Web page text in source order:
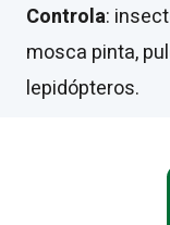
Controla:
mosca pinta,
lepidópteros.